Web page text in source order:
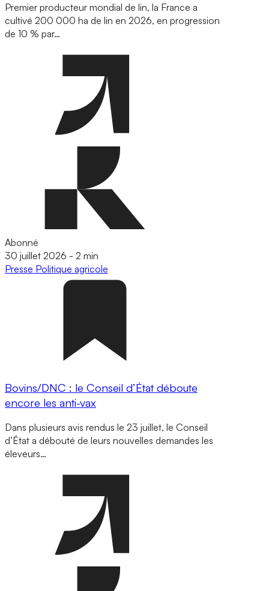
Premier producteur mondial de lin, la France a
cultivé 200 000 ha de lin en 2026, en progression
de 10 % par…
Abonné
30 juillet 2026 - 2 min
Presse Politique agricole
Bovins/DNC : le Conseil d’État déboute
encore les anti-vax
Dans plusieurs avis rendus le 23 juillet, le Conseil
d’État a débouté de leurs nouvelles demandes les
éleveurs…